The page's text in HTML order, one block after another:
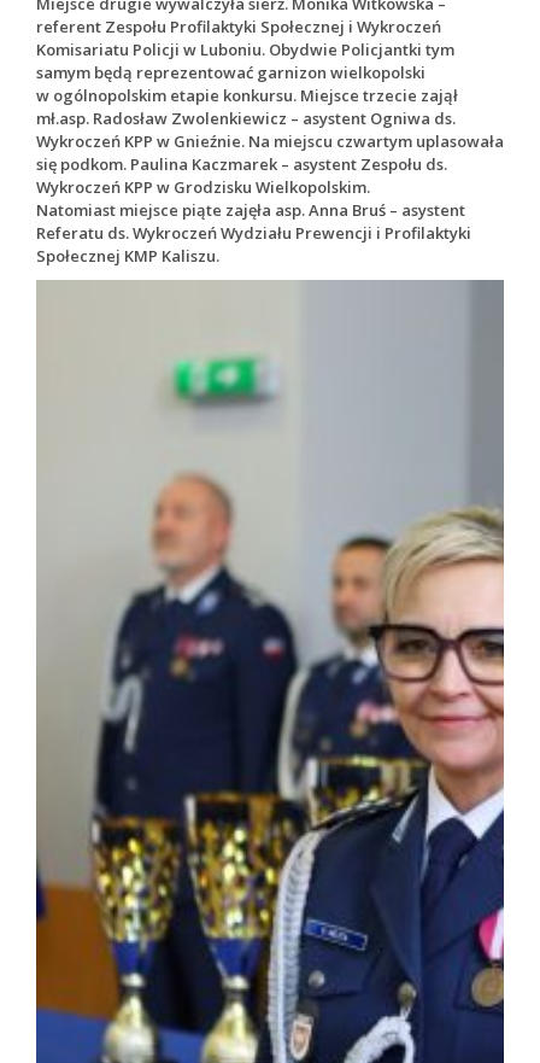
referent Zespołu Profilaktyki Społecznej i Wykroczeń
Komisariatu Policji w Luboniu. Obydwie Policjantki tym
samym będą reprezentować garnizon wielkopolski
w ogólnopolskim etapie konkursu. Miejsce trzecie zajął
mł.asp. Radosław Zwolenkiewicz – asystent Ogniwa ds.
Wykroczeń KPP w Gnieźnie. Na miejscu czwartym uplasowała
się podkom. Paulina Kaczmarek – asystent Zespołu ds.
Wykroczeń KPP w Grodzisku Wielkopolskim.
Natomiast miejsce piąte zajęła asp. Anna Bruś – asystent
Referatu ds. Wykroczeń Wydziału Prewencji i Profilaktyki
Społecznej KMP Kaliszu.